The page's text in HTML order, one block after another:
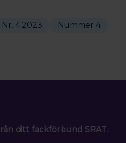
Nr. 4 2023 Nummer 4
ditt fackförbund SRAT.